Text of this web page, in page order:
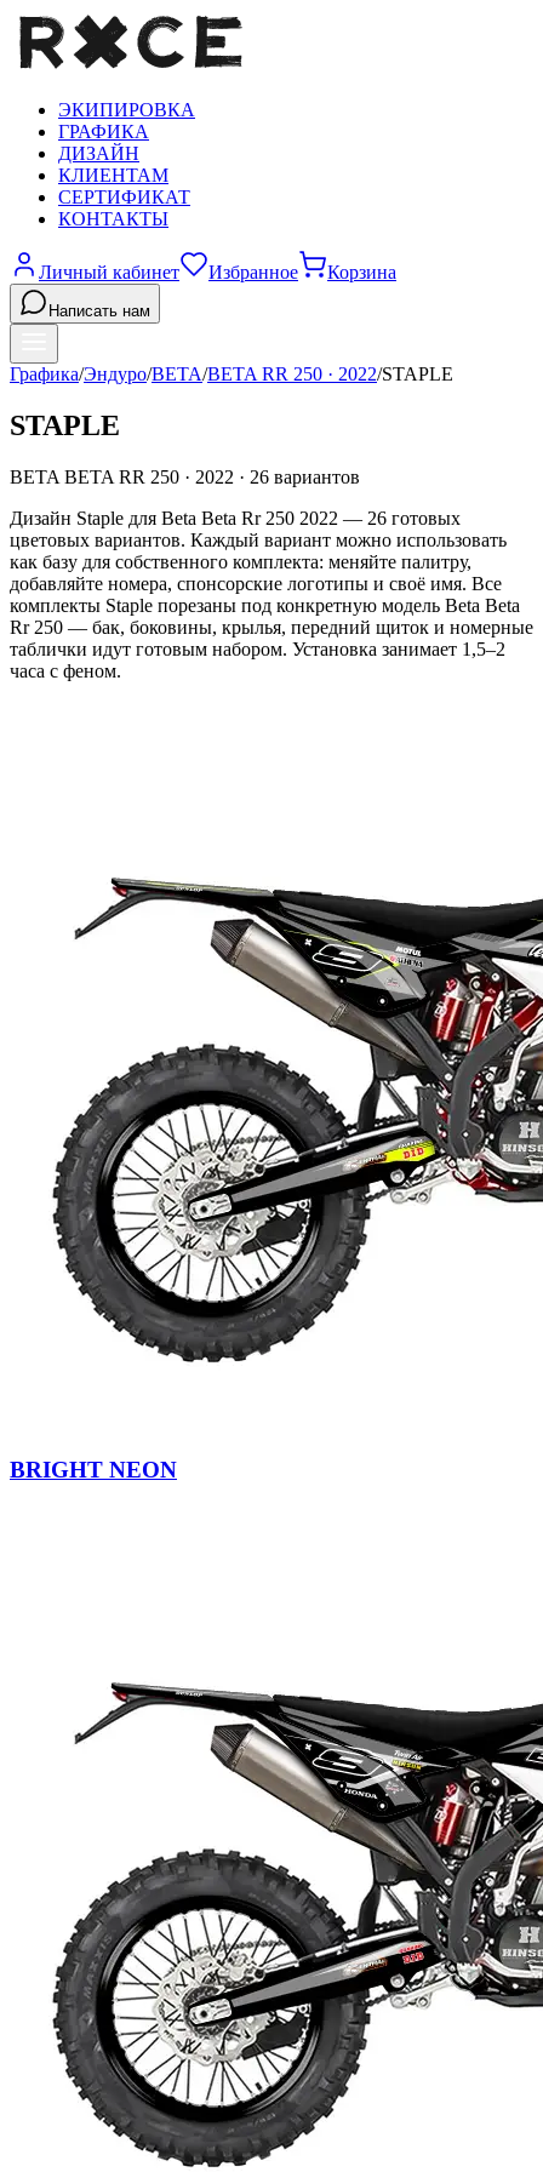
ЭКИПИРОВКА
ГРАФИКА
ДИЗАЙН
КЛИЕНТАМ
СЕРТИФИКАТ
КОНТАКТЫ
Личный кабинет Избранное Корзина
Написать нам
Графика/Эндуро/BETA/BETA RR 250 · 2022/STAPLE
STAPLE
BETA BETA RR 250 · 2022 · 26 вариантов
Дизайн Staple для Beta Beta Rr 250 2022 — 26 готовых
цветовых вариантов. Каждый вариант можно использовать
как базу для собственного комплекта: меняйте палитру,
добавляйте номера, спонсорские логотипы и своё имя. Все
комплекты Staple порезаны под конкретную модель Beta Beta
Rr 250 — бак, боковины, крылья, передний щиток и номерные
таблички идут готовым набором. Установка занимает 1,5–2
часа с феном.
BRIGHT NEON